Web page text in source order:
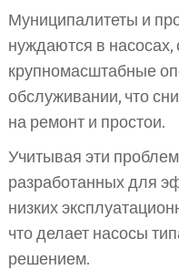
Муниципалитеты и
нуждаются в насосах,
крупномасштабные
обслуживании, что
на ремонт и простои.
Учитывая эти
разработанных для
низких
что делает насосы
решением.